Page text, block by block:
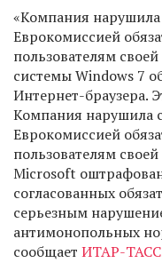
«Компания нарушила
Еврокомиссией
пользователям
системы Windows 7
Интернет-браузера.
Компания нарушила
Еврокомиссией
пользователям
Microsoft
согласованных
серьезным
антимонопольных
сообщает ИТАР-ТАСС